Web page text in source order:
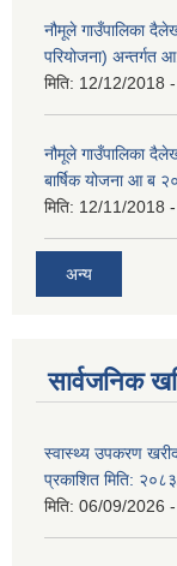
नौमूले गाउँपालिका
परियोजना) अन्तर्गत
मिति: 12/12/2018
नौमूले गाउँपालिका
बार्षिक योजना आ ब
मिति: 12/11/2018
अन्य
सार्वजनिक
स्वास्थ्य उपकरण
प्रकाशित मिति:
मिति: 06/09/2026